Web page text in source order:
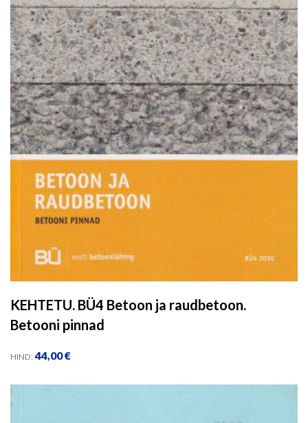
KEHTETU. BÜ4 Betoon ja raudbetoon.
Betooni pinnad
HIND: 44,00€